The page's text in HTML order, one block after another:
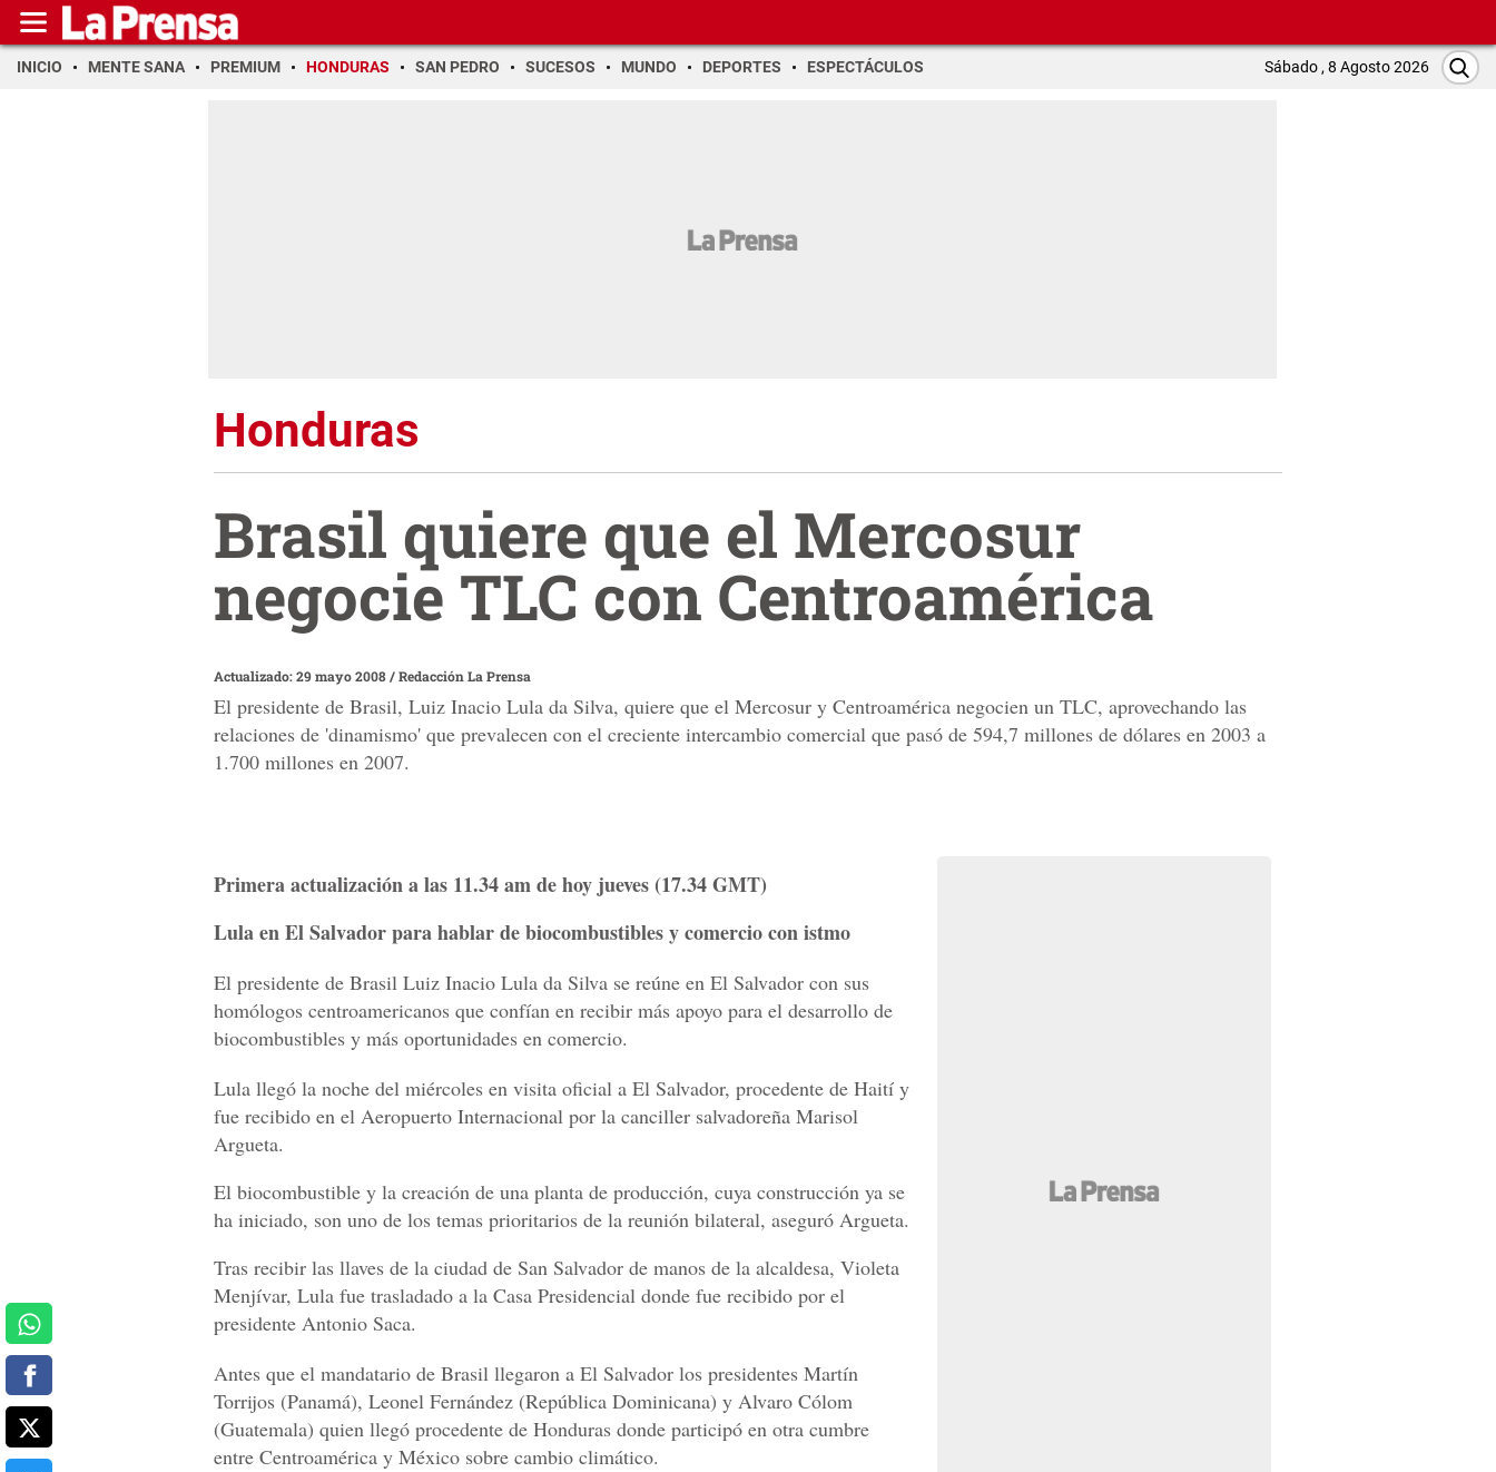
INICIO MENTE SANA PREMIUM HONDURAS SAN PEDRO SUCESOS MUNDO DEPORTES ESPECTÁCULOS Sábado , 8 Agosto 2026
Honduras
Brasil quiere que el Mercosur
negocie TLC con Centroamérica
Actualizado: 29 mayo 2008/Redacción La Prensa
El presidente de Brasil, Luiz Inacio Lula da Silva, quiere que el Mercosur y Centroamérica negocien un TLC, aprovechando las
relaciones de 'dinamismo' que prevalecen con el creciente intercambio comercial que pasó de 594,7 millones de dólares en 2003 a
1.700 millones en 2007.
Primera actualización a las 11.34 am de hoy jueves (17.34 GMT)
Lula en El Salvador para hablar de biocombustibles y comercio con istmo
El presidente de Brasil Luiz Inacio Lula da Silva se reúne en El Salvador con sus
homólogos centroamericanos que confían en recibir más apoyo para el desarrollo de
biocombustibles y más oportunidades en comercio.
Lula llegó la noche del miércoles en visita oficial a El Salvador, procedente de Haití y
fue recibido en el Aeropuerto Internacional por la canciller salvadoreña Marisol
Argueta.
El biocombustible y la creación de una planta de producción, cuya construcción ya se
ha iniciado, son uno de los temas prioritarios de la reunión bilateral, aseguró Argueta.
Tras recibir las llaves de la ciudad de San Salvador de manos de la alcaldesa, Violeta
Menjívar, Lula fue trasladado a la Casa Presidencial donde fue recibido por el
presidente Antonio Saca.
Antes que el mandatario de Brasil llegaron a El Salvador los presidentes Martín
Torrijos (Panamá), Leonel Fernández (República Dominicana) y Alvaro Cólom
(Guatemala) quien llegó procedente de Honduras donde participó en otra cumbre
entre Centroamérica y México sobre cambio climático.